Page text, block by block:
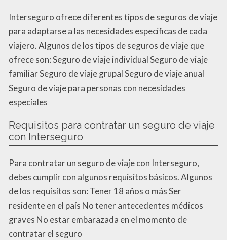
Interseguro ofrece diferentes tipos de seguros de viaje
para adaptarse a las necesidades específicas de cada
viajero. Algunos de los tipos de seguros de viaje que
ofrece son: Seguro de viaje individual Seguro de viaje
familiar Seguro de viaje grupal Seguro de viaje anual
Seguro de viaje para personas con necesidades
especiales
Requisitos para contratar un seguro de viaje
con Interseguro
Para contratar un seguro de viaje con Interseguro,
debes cumplir con algunos requisitos básicos. Algunos
de los requisitos son: Tener 18 años o más Ser
residente en el país No tener antecedentes médicos
graves No estar embarazada en el momento de
contratar el seguro